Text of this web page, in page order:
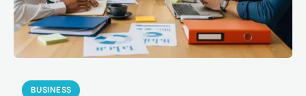
BUSINESS